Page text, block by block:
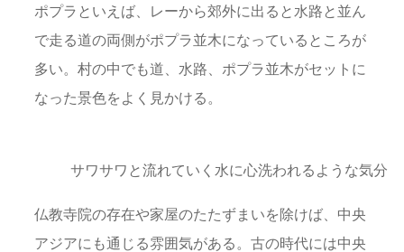
ポプラといえば、レーから郊外に出ると水路と並ん
で走る道の両側がポプラ並木になっているところが
多い。村の中でも道、水路、ポプラ並木がセットに
なった景色をよく見かける。
サワサワと流れていく水に心洗われるような気分
仏教寺院の存在や家屋のたたずまいを除けば、中央
アジアにも通じる雰囲気がある。古の時代には中央